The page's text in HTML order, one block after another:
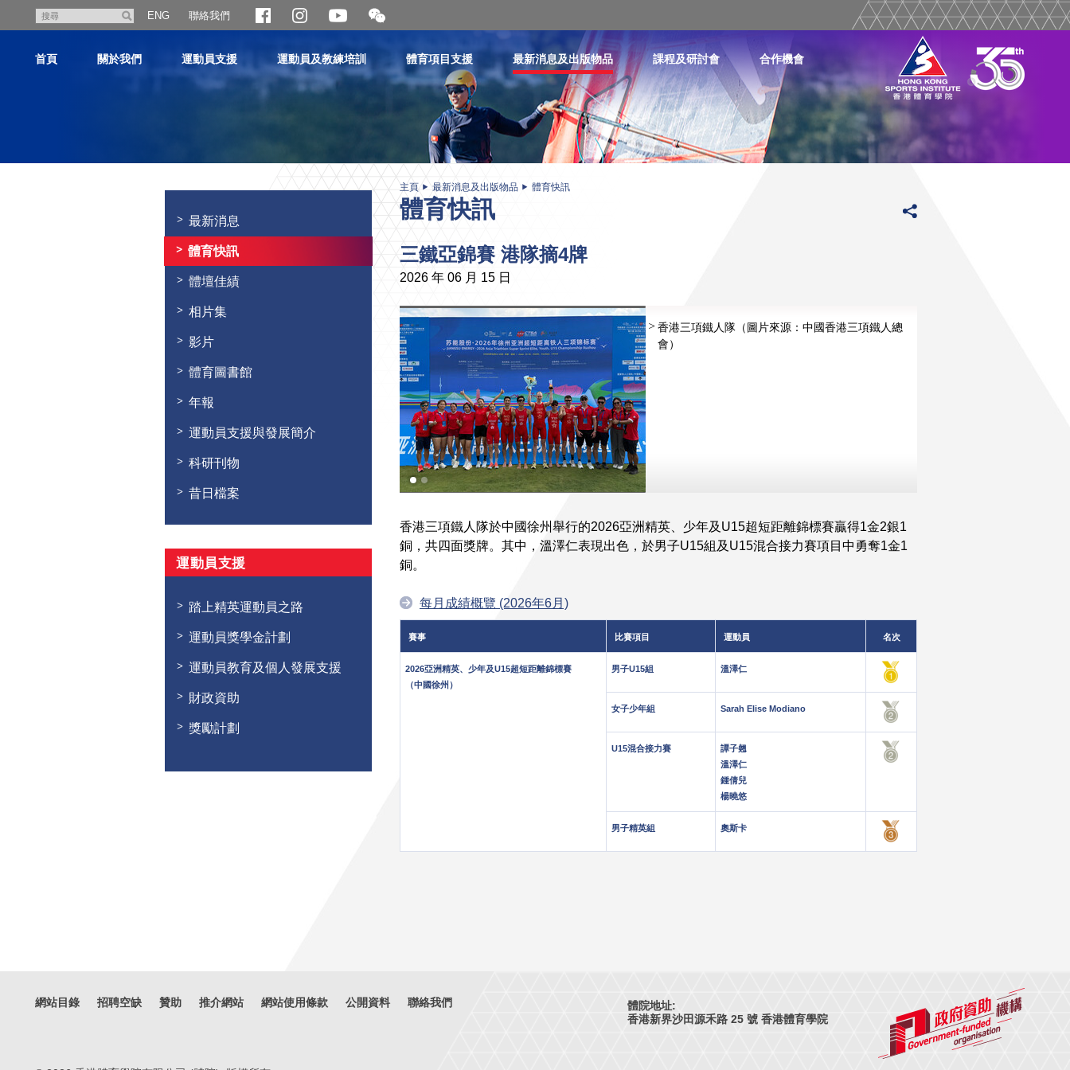
尋
ENG 聯絡我們
開
合
二
維
首頁 關於我們 運動員支援 運動員及教練培訓 體育項目支援 最新消息及出版物品 課程及研討會 合作機會
最新消息
體育快訊
體壇佳績
相片集
影片
體育圖書館
年報
運動員支援與發展簡介
科研刊物
昔日檔案
運動員支援
踏上精英運動員之路
運動員獎學金計劃
運動員教育及個人發展支援
財政資助
獎勵計劃
主頁 最新消息及出版物品 體育快訊
體育快訊
三鐵亞錦賽 港隊摘4牌
2026 年 06 月 15 日
香港三項鐵人隊（圖片來源：中國香港三項鐵人總
會）
香港三項鐵人隊於中國徐州舉行的2026亞洲精英、少年及U15超短距離錦標賽贏得1金2銀1
銅，共四面獎牌。其中，溫澤仁表現出色，於男子U15組及U15混合接力賽項目中勇奪1金1
銅。
每月成績概覽 (2026年6月)
賽事 比賽項目 運動員 名次
2026亞洲精英、少年及U15超短距離錦標賽
（中國徐州）
男子U15組 溫澤仁
女子少年組 Sarah Elise Modiano
U15混合接力賽
譚子翹
溫澤仁
鍾倩兒
楊曉悠
男子精英組 奧斯卡
體院地址:
香港新界沙田源禾路 25 號 香港體育學院
網站目錄 招聘空缺 贊助 推介網站 網站使用條款 公開資料 聯絡我們